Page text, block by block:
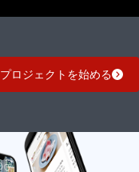
プロジェクトを始める